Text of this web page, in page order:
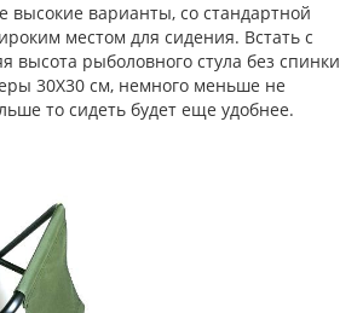
высокие варианты, со стандартной
местом для сидения. Встать с
высота рыболовного стула без спинки
30Х30 см, немного меньше не
то сидеть будет еще удобнее.